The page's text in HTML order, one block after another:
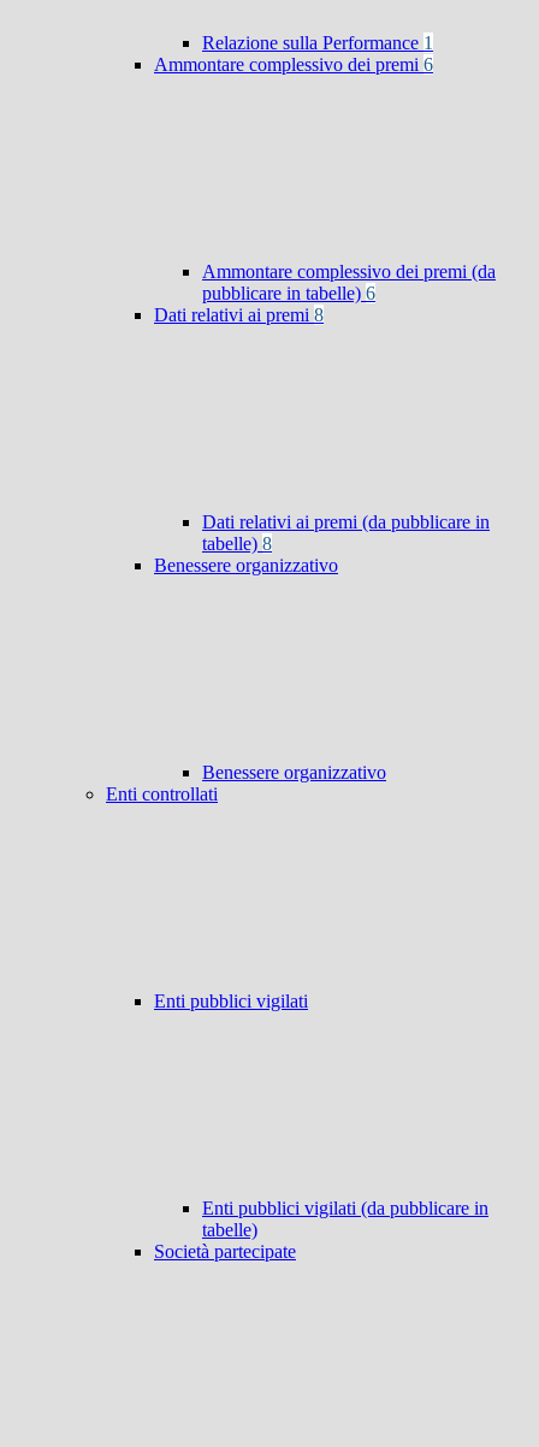
Relazione sulla Performance 1
Ammontare complessivo dei premi 6
Ammontare complessivo dei premi (da
pubblicare in tabelle) 6
Dati relativi ai premi 8
Dati relativi ai premi (da pubblicare in
tabelle) 8
Benessere organizzativo
Benessere organizzativo
Enti controllati
Enti pubblici vigilati
Enti pubblici vigilati (da pubblicare in
tabelle)
Società partecipate